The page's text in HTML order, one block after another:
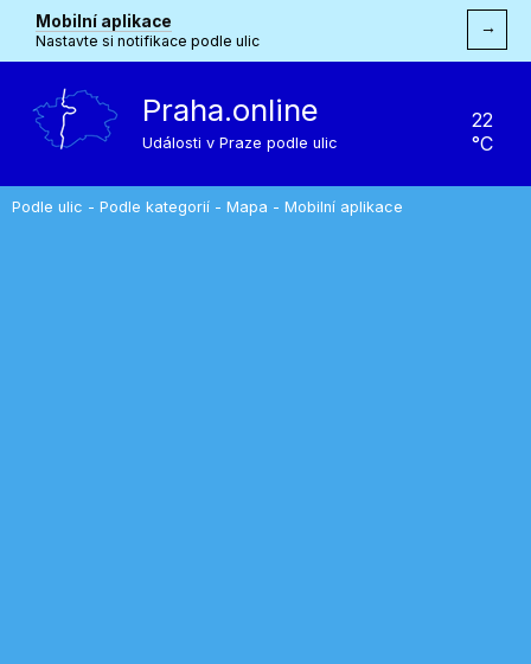
Mobilní aplikace
Nastavte si notifikace podle ulic
→
Praha.online
Události v Praze podle ulic
22
°C
Podle ulic - Podle kategorií - Mapa - Mobilní aplikace